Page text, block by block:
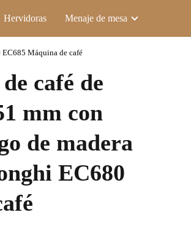
Hervidoras Menaje de mesa
Máquina de café
café de
mm con
de madera
EC680